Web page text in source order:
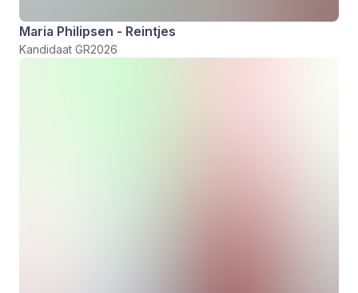
Maria Philipsen - Reintjes
Kandidaat GR2026